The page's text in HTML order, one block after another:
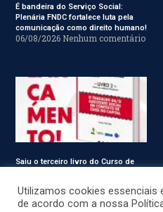
É bandeira do Serviço Social:
Plenária FNDC fortalece luta pela
comunicação como direito humano!
06/08/2026 Nenhum comentário
Saiu o terceiro livro do Curso de
Utilizamos cookies essenciais
de acordo com a nossa